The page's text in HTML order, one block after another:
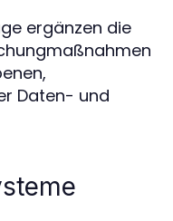
ergänzen die
Daten- und